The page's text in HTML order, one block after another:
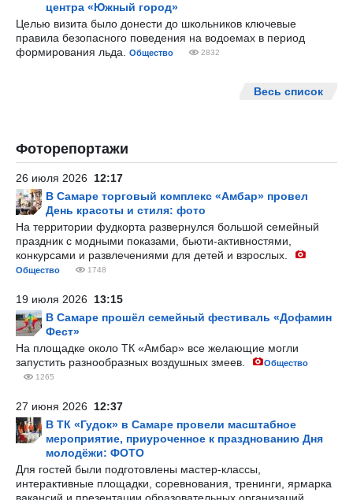
центра «Южный город»
Целью визита было донести до школьников ключевые
правила безопасного поведения на водоемах в период
формирования льда.
Общество 2832
Весь список
Фоторепортажи
26 июля 2026 12:17
В Самаре торговый комплекс «Амбар» провел
День красоты и стиля: фото
На территории фудкорта развернулся большой семейный
праздник с модными показами, бьюти-активностями,
конкурсами и развлечениями для детей и взрослых.
Общество 1748
19 июля 2026 13:15
В Самаре прошёл семейный фестиваль «Дофамин
Фест»
На площадке около ТК «Амбар» все желающие могли
запустить разнообразных воздушных змеев.
Общество
1265
27 июня 2026 12:37
В ТК «Гудок» в Самаре провели масштабное
мероприятие, приуроченное к празднованию Дня
молодёжи: ФОТО
Для гостей были подготовлены мастер-классы,
интерактивные площадки, соревнования, тренинги, ярмарка